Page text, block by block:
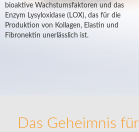
bioaktive Wachstumsfaktoren und das
Enzym Lysyloxidase (LOX), das für die
Produktion von Kollagen, Elastin und
Fibronektin unerlässlich ist.
Das Geheimnis für